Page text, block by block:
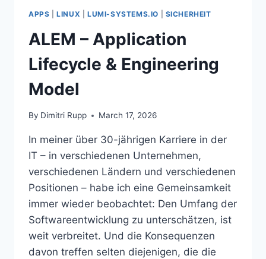
APPS |LINUX LUMI-SYSTEMS.IO SICHERHEIT
ALEM – Application
Lifecycle & Engineering
Model
By Dimitri Rupp March 17, 2026
In meiner über 30-jährigen Karriere in der
IT – in verschiedenen Unternehmen,
verschiedenen Ländern und verschiedenen
Positionen – habe ich eine Gemeinsamkeit
immer wieder beobachtet: Den Umfang der
Softwareentwicklung zu unterschätzen, ist
weit verbreitet. Und die Konsequenzen
davon treffen selten diejenigen, die die